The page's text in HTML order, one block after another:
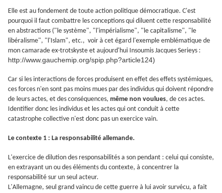
Elle est au fondement de toute action politique démocratique. C'est
pourquoi il faut combattre les conceptions qui diluent cette responsabilité
en abstractions ("le système", "l'impérialisme", "le capitalisme", "le
libéralisme", "l'Islam", etc., voir à cet égard l'exemple emblématique de
mon camarade ex-trotskyste et aujourd'hui Insoumis Jacques Serieys :
http://www.gauchemip.org/spip.php?article124)
Car si les interactions de forces produisent en effet des effets systémiques,
ces forces n'en sont pas moins mues par des individus qui doivent répondre
de leurs actes, et des conséquences, même non voulues, de ces actes.
Identifier donc les individus et les actes qui ont conduit à cette
catastrophe collective n'est donc pas un exercice vain.
Le contexte 1 : La responsabilité allemande.
L'exercice de dilution des responsabilités a son pendant : celui qui consiste,
en extrayant un ou des éléments du contexte, à concentrer la
responsabilité sur un seul acteur.
L'Allemagne, seul grand vaincu de cette guerre à lui avoir survécu, a fait